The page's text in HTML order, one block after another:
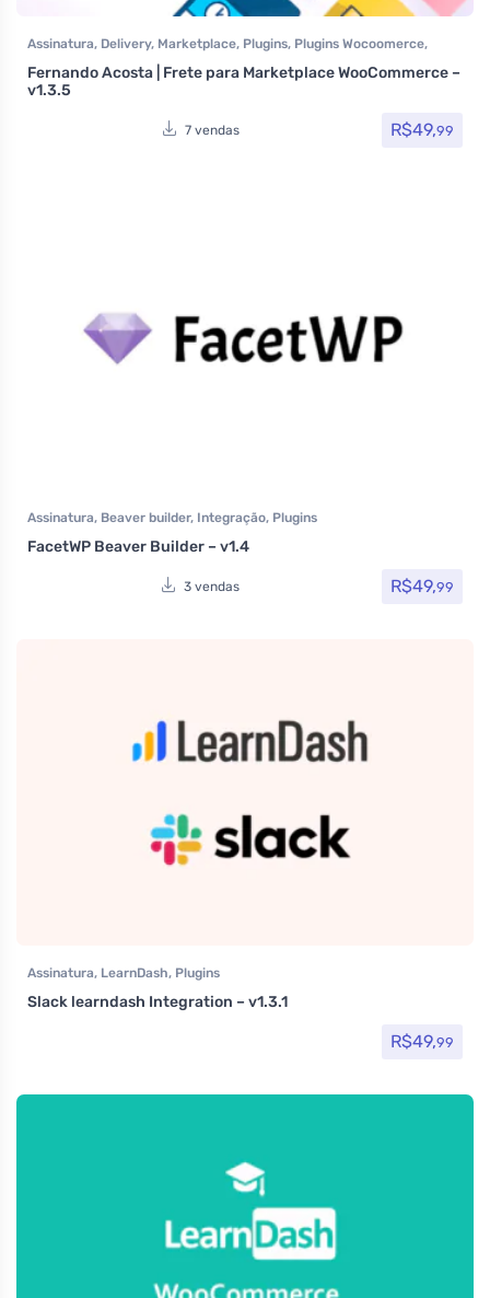
Assinatura, Delivery, Marketplace, Plugins, Plugins Wocoomerce,
Todos os itens
Fernando Acosta | Frete para Marketplace WooCommerce –
v1.3.5
7 vendas R$49,99
Assinatura, Beaver builder, Integração, Plugins
FacetWP Beaver Builder – v1.4
3 vendas R$49,99
Assinatura, LearnDash, Plugins
Slack learndash Integration – v1.3.1
R$49,99